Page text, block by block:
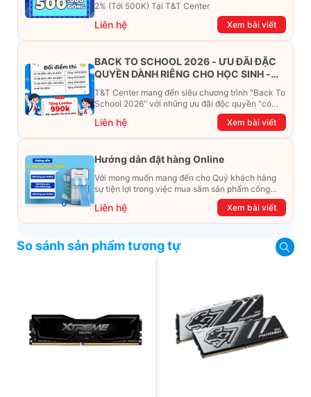
2% (Tới 500K) Tại T&T Center
Liên hệ Xem bài viết
BACK TO SCHOOL 2026 - ƯU ĐÃI ĐẶC
QUYỀN DÀNH RIÊNG CHO HỌC SINH -
T&T Center mang đến siêu chương trình "Back To
School 2026" với những ưu đãi độc quyền "có
một không hai". Đừng để chiếc ví phải "ét-ô-ét",
cùng khám phá ngay ưu đãi siêu khủng dưới đây
nhé!
Liên hệ Xem bài viết
Hướng dẫn đặt hàng Online
Với mong muốn mang đến cho Quý khách hàng
sự tiện lợi trong việc mua sắm sản phẩm công
nghệ từ xa. Trong bài viết này, T&T Center sẽ
hướng dẫn chi tiết cách mua hàng trực tuyến qua
các kênh online Website, Zalo, Messenger và
dễ dàng và nhanh chóng nhất. Cùng xem ngay
Liên hệ Xem bài viết
So sánh sản phẩm tương tự